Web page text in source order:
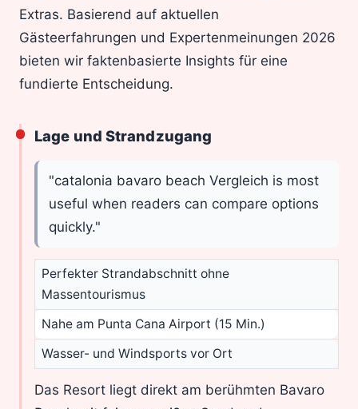
Extras. Basierend auf aktuellen
Gästeerfahrungen und Expertenmeinungen 2026
bieten wir faktenbasierte Insights für eine
fundierte Entscheidung.
Lage und Strandzugang
"catalonia bavaro beach Vergleich is most
useful when readers can compare options
quickly."
Perfekter Strandabschnitt ohne
Massentourismus
Nahe am Punta Cana Airport (15 Min.)
Wasser- und Windsports vor Ort
Das Resort liegt direkt am berühmten Bavaro